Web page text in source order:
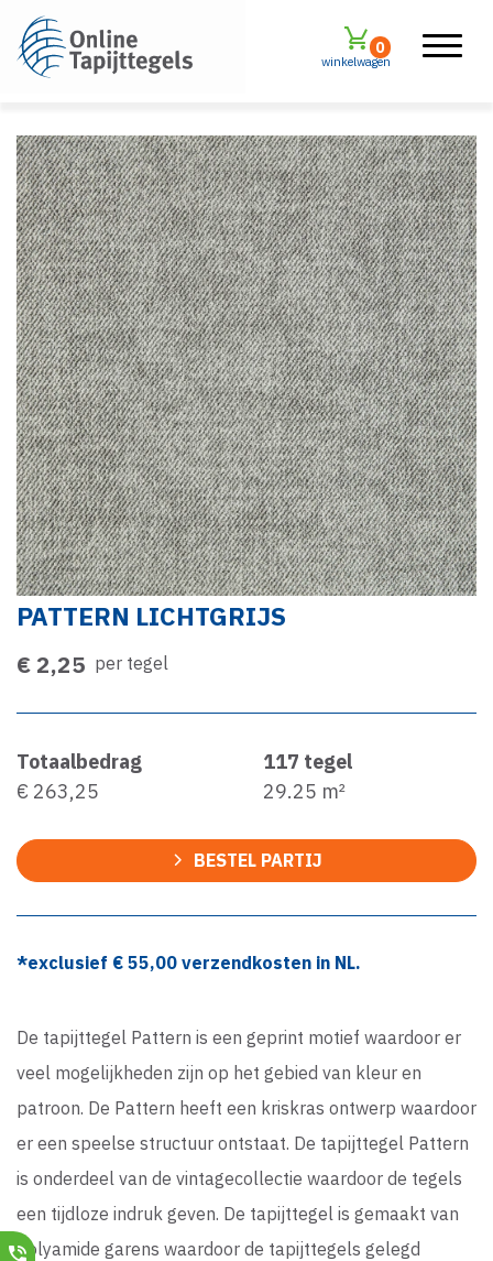
winkelwagen
0
PATTERN LICHTGRIJS
€ 2,25 per tegel
Totaalbedrag
€ 263,25
117 tegel
29.25 m²
BESTEL PARTIJ
*exclusief € 55,00 verzendkosten in NL.
De tapijttegel Pattern is een geprint motief waardoor er
veel mogelijkheden zijn op het gebied van kleur en
patroon. De Pattern heeft een kriskras ontwerp waardoor
er een speelse structuur ontstaat. De tapijttegel Pattern
is onderdeel van de vintagecollectie waardoor de tegels
een tijdloze indruk geven. De tapijttegel is gemaakt van
Polyamide garens waardoor de tapijttegels gelegd